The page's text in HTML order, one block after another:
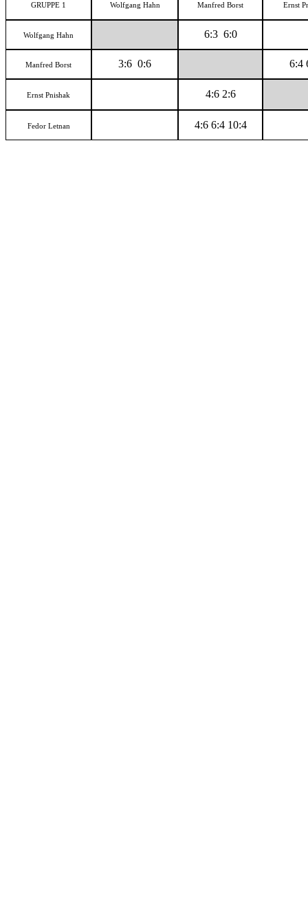
GRUPPE 1 Wolfgang Hahn Manfred Borst Ernst
Wolfgang Hahn 6:3 6:0
Manfred Borst 3:6 0:6 6:4
Ernst Pnishak 4:6 2:6
Fedor Letnan 4:6 6:4 10:4